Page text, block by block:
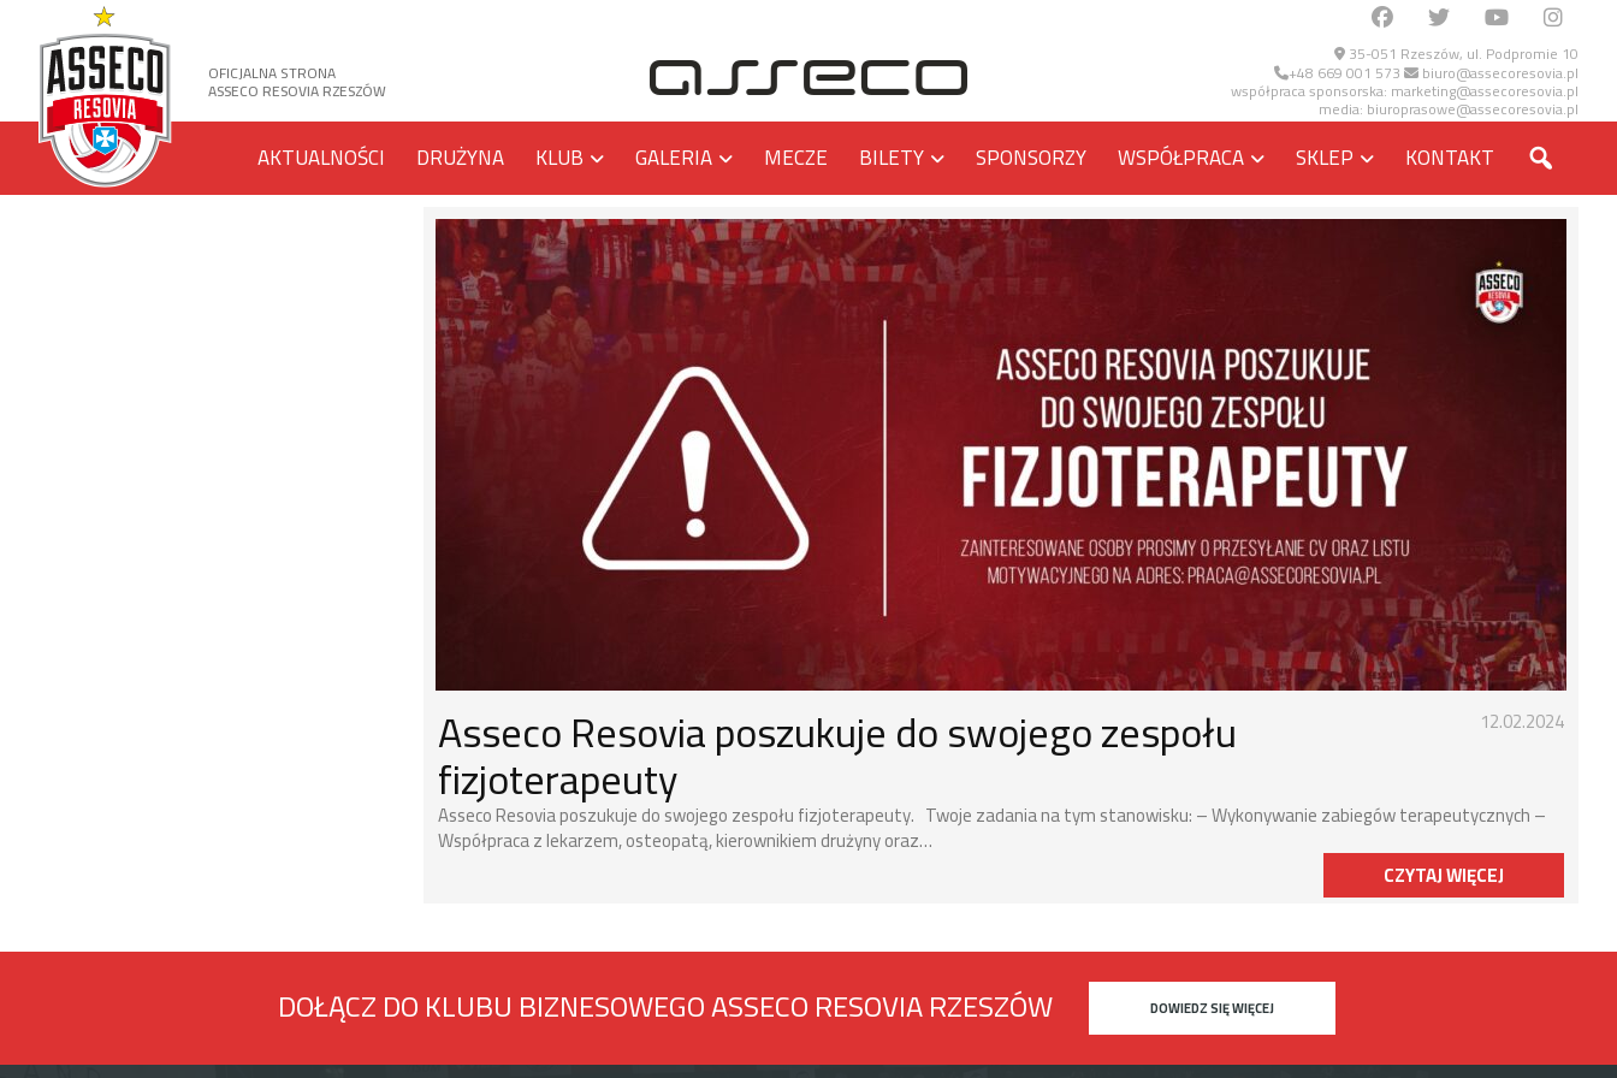
35-051 Rzeszów, ul. Podpromie 10
+48 669 001 573 biuro@assecoresovia.pl
współpraca sponsorska: marketing@assecoresovia.pl
media: biuroprasowe@assecoresovia.pl
OFICJALNA STRONA
ASSECO RESOVIA RZESZÓW
AKTUALNOŚCI DRUŻYNA KLUB GALERIA MECZE BILETY SPONSORZY WSPÓŁPRACA SKLEP KONTAKT
12.02.2024
Asseco Resovia poszukuje do swojego zespołu
fizjoterapeuty
Asseco Resovia poszukuje do swojego zespołu fizjoterapeuty. Twoje zadania na tym stanowisku: – Wykonywanie zabiegów terapeutycznych –
Współpraca z lekarzem, osteopatą, kierownikiem drużyny oraz…
CZYTAJ WIĘCEJ
DOŁĄCZ DO KLUBU BIZNESOWEGO ASSECO RESOVIA RZESZÓW DOWIEDZ SIĘ WIĘCEJ